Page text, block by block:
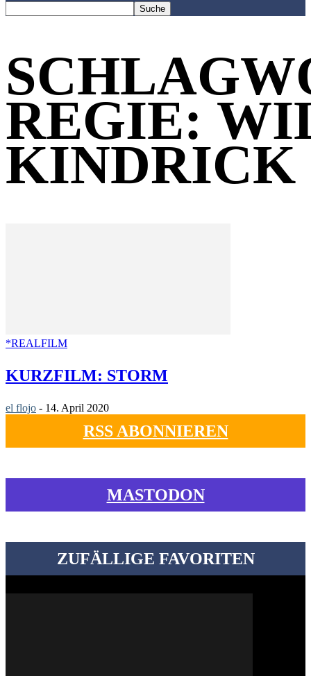
REGIE:
KINDRICK
*REALFILM
KURZFILM: STORM
el flojo - 14. April 2020
RSS ABONNIEREN
MASTODON
ZUFÄLLIGE FAVORITEN